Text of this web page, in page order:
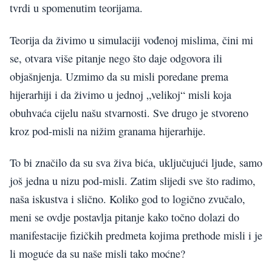
tvrdi u spomenutim teorijama.
Teorija da živimo u simulaciji vođenoj mislima, čini mi
se, otvara više pitanje nego što daje odgovora ili
objašnjenja. Uzmimo da su misli poredane prema
hijerarhiji i da živimo u jednoj „velikoj“ misli koja
obuhvaća cijelu našu stvarnosti. Sve drugo je stvoreno
kroz pod-misli na nižim granama hijerarhije.
To bi značilo da su sva živa bića, uključujući ljude, samo
još jedna u nizu pod-misli. Zatim slijedi sve što radimo,
naša iskustva i slično. Koliko god to logično zvučalo,
meni se ovdje postavlja pitanje kako točno dolazi do
manifestacije fizičkih predmeta kojima prethode misli i je
li moguće da su naše misli tako moćne?